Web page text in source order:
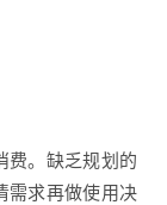
。缺乏规划的
需求再做使用决